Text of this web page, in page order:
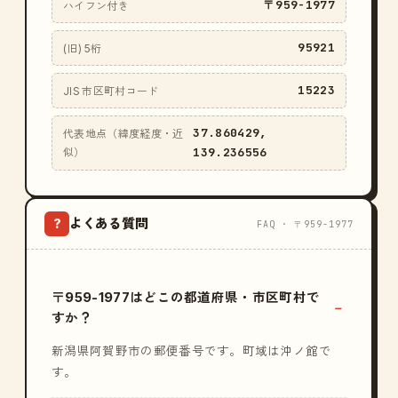
ハイフン付き 〒959-1977
(旧) 5桁 95921
JIS 市区町村コード 15223
代表地点（緯度経度・近
似）
37.860429,
139.236556
? よくある質問 FAQ · 〒959-1977
〒959-1977はどこの都道府県・市区町村で
すか？
新潟県阿賀野市の郵便番号です。町域は沖ノ館で
す。